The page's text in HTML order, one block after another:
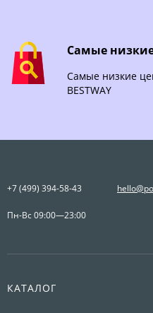
Самые
Самые низкие
BESTWAY
+7 (499) 394-58-43
Пн-Вс 09:00—23:00
КАТАЛОГ